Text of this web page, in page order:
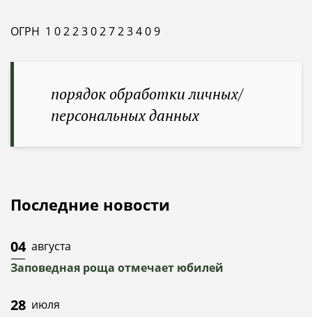
ОГРН 1 0 2 2 3 0 2 7 2 3 4 0 9
порядок обработки личных/
персональных данных
Последние новости
04 августа
Заповедная роща отмечает юбилей
28 июля